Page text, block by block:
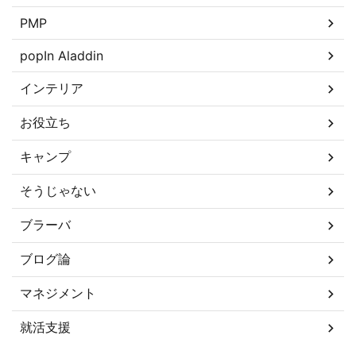
PMP
popIn Aladdin
インテリア
お役立ち
キャンプ
そうじゃない
ブラーバ
ブログ論
マネジメント
就活支援